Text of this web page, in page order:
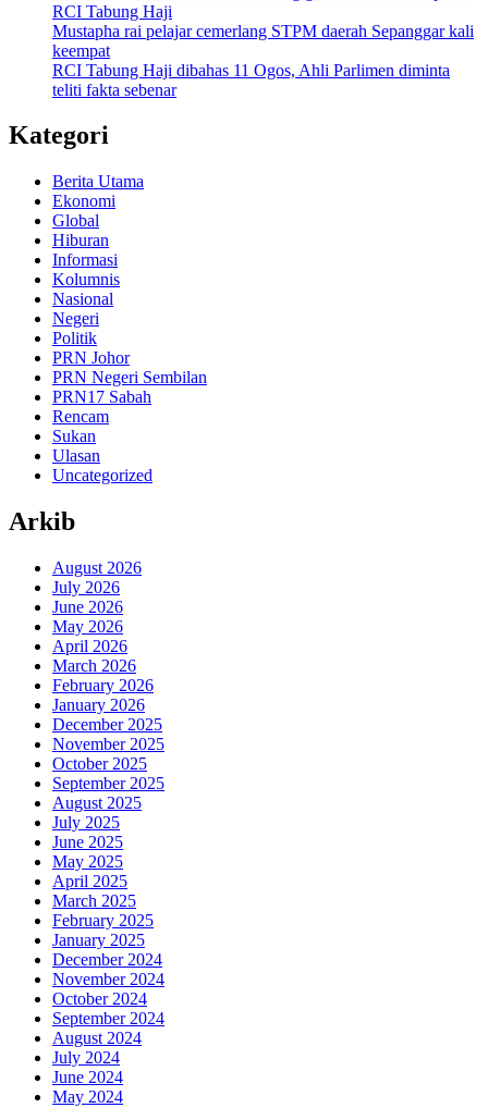
RCI Tabung Haji
Mustapha rai pelajar cemerlang STPM daerah Sepanggar kali
keempat
RCI Tabung Haji dibahas 11 Ogos, Ahli Parlimen diminta
teliti fakta sebenar
Kategori
Berita Utama
Ekonomi
Global
Hiburan
Informasi
Kolumnis
Nasional
Negeri
Politik
PRN Johor
PRN Negeri Sembilan
PRN17 Sabah
Rencam
Sukan
Ulasan
Uncategorized
Arkib
August 2026
July 2026
June 2026
May 2026
April 2026
March 2026
February 2026
January 2026
December 2025
November 2025
October 2025
September 2025
August 2025
July 2025
June 2025
May 2025
April 2025
March 2025
February 2025
January 2025
December 2024
November 2024
October 2024
September 2024
August 2024
July 2024
June 2024
May 2024